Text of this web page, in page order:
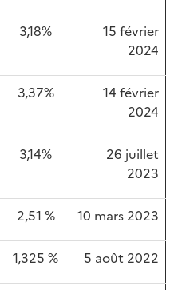
3,18%
15 février
2024
3,37%
14 février
2024
3,14%
26 juillet
2023
2,51 % 10 mars 2023
1,325 % 5 août 2022